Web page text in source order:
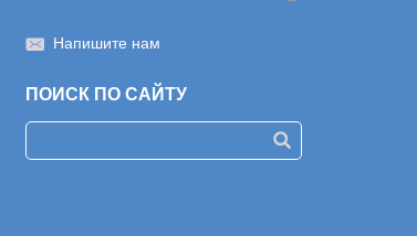
Напишите нам
ПОИСК ПО САЙТУ